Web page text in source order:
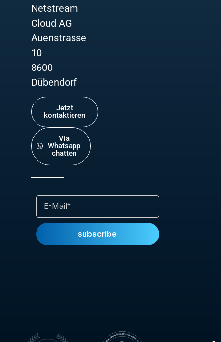
Netstream
Cloud AG
Auenstrasse
10
8600
Dübendorf
Jetzt
kontaktieren
Via
Whatsapp
chatten